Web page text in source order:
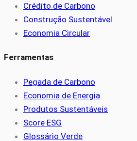
Crédito de Carbono
Construção Sustentável
Economia Circular
Ferramentas
Pegada de Carbono
Economia de Energia
Produtos Sustentáveis
Score ESG
Glossário Verde